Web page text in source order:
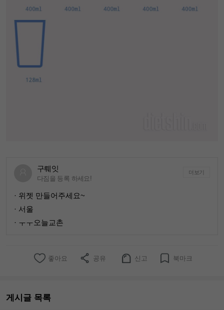
구뤠잇
다짐을 등록 하세요!
더보기
· 위젯 만들어주세요~
· 서울
· ㅜㅜ오늘교촌
좋아요 공유 신고 북마크
게시글 목록